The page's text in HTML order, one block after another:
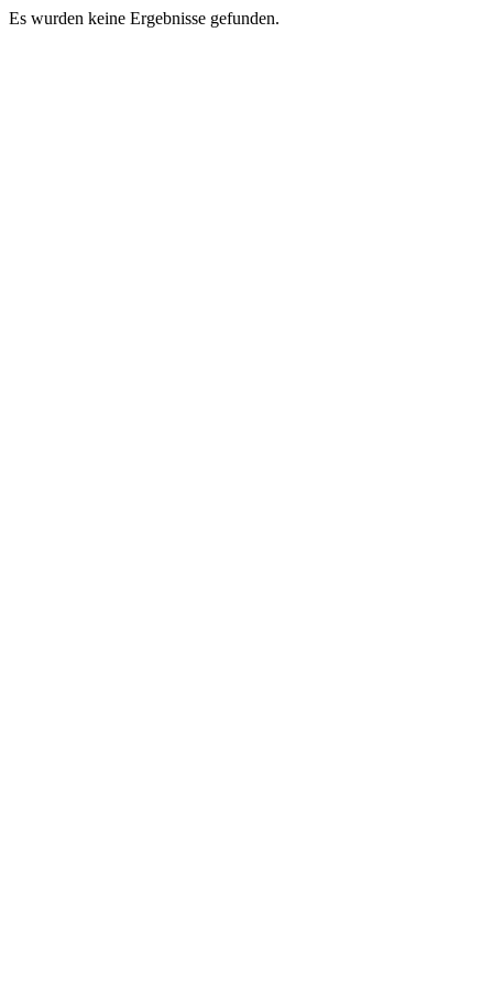
Es wurden keine Ergebnisse gefunden.